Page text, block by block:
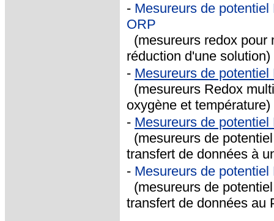
- Mesureurs de
ORP
(mesureurs redox pour
réduction d'une solution)
- Mesureurs de
(mesureurs Redox
oxygène et température)
- Mesureurs de
(mesureurs de
transfert de données à
- Mesureurs de
(mesureurs de
transfert de données au